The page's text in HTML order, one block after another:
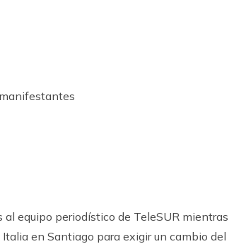
equipo periodístico de TeleSUR mientras
en Santiago para exigir un cambio del